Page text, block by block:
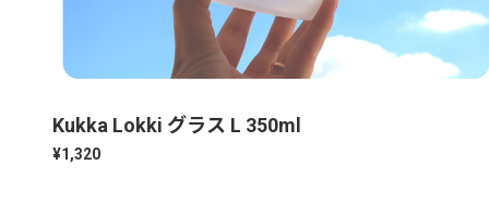
Kukka Lokki グラス L 350ml
¥1,320